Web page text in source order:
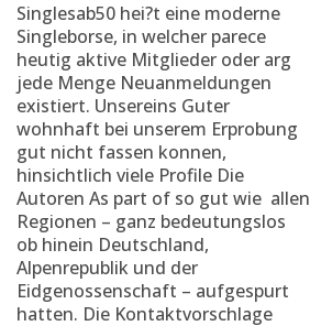
Singlesab50 hei?t eine moderne
Singleborse, in welcher parece
heutig aktive Mitglieder oder arg
jede Menge Neuanmeldungen
existiert. Unsereins Guter
wohnhaft bei unserem Erprobung
gut nicht fassen konnen,
hinsichtlich viele Profile Die
Autoren As part of so gut wie allen
Regionen – ganz bedeutungslos
ob hinein Deutschland,
Alpenrepublik und der
Eidgenossenschaft – aufgespurt
hatten. Die Kontaktvorschlage